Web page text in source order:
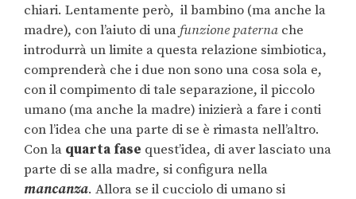
chiari. Lentamente però, il bambino (ma anche la
madre), con l’aiuto di una funzione paterna che
introdurrà un limite a questa relazione simbiotica,
comprenderà che i due non sono una cosa sola e,
con il compimento di tale separazione, il piccolo
umano (ma anche la madre) inizierà a fare i conti
con l’idea che una parte di se è rimasta nell’altro.
Con la quarta fase quest’idea, di aver lasciato una
parte di se alla madre, si configura nella
mancanza. Allora se il cucciolo di umano si